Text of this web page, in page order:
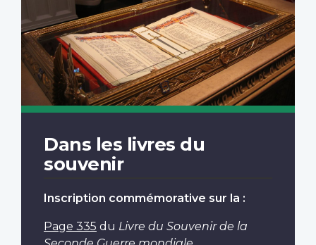
Dans les livres du
souvenir
Inscription commémorative sur la :
Page 335 du Livre du Souvenir de la